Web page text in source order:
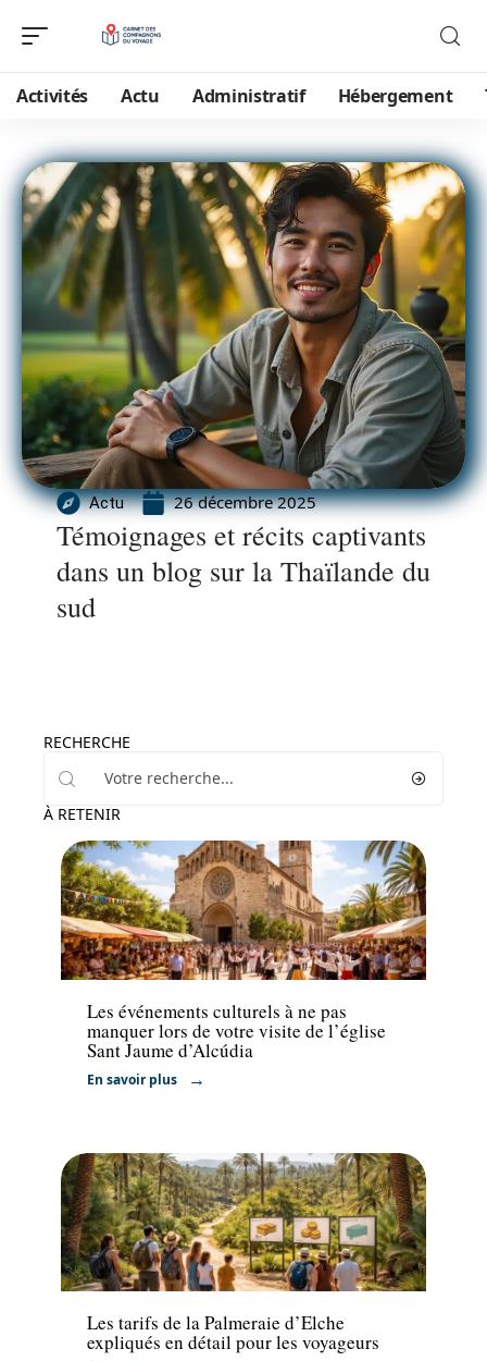
Activités Actu Administratif Hébergement
Actu 26 décembre 2025
Témoignages et récits captivants
dans un blog sur la Thaïlande du
sud
RECHERCHE
À RETENIR
Activités
Les événements culturels à ne pas
manquer lors de votre visite de l’église
Sant Jaume d’Alcúdia
En savoir plus
Actu
Les tarifs de la Palmeraie d’Elche
expliqués en détail pour les voyageurs